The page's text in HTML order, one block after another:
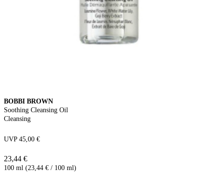
BOBBI BROWN
Soothing Cleansing Oil
Cleansing
UVP 45,00 €
23,44 €
100 ml (23,44 € / 100 ml)